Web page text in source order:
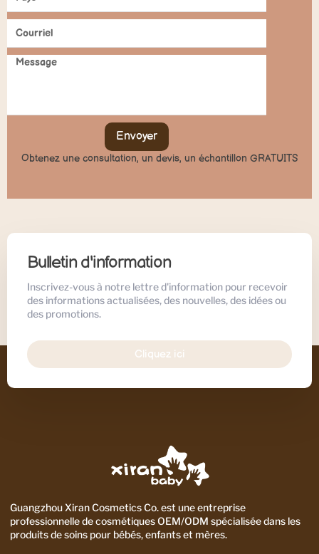
Envoyer
Obtenez une consultation, un devis, un échantillon GRATUITS
Bulletin d'information
Inscrivez-vous à notre lettre d'information pour recevoir
des informations actualisées, des nouvelles, des idées ou
des promotions.
Cliquez ici
Guangzhou Xiran Cosmetics Co. est une entreprise
professionnelle de cosmétiques OEM/ODM spécialisée dans les
produits de soins pour bébés, enfants et mères.